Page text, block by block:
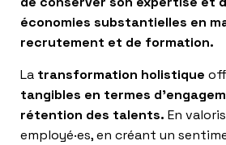
économies substantielles en
recrutement et de formation.
La transformation holistique
tangibles en termes
rétention des talents. En
employé·es, en créant un